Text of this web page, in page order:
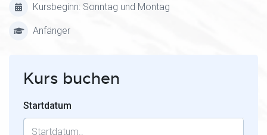
Kursbeginn: Sonntag und Montag
Anfänger
Kurs buchen
Startdatum